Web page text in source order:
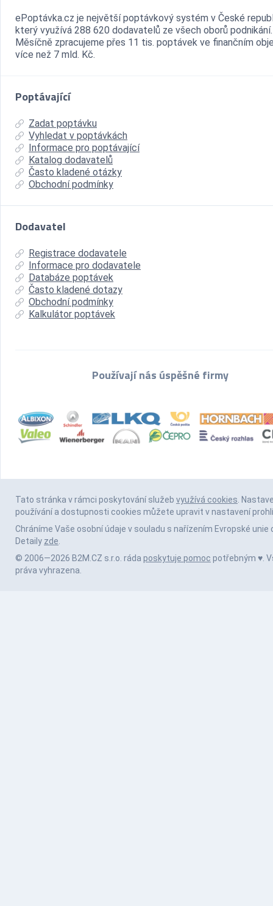
ePoptávka.cz je největší poptávkový systém v České
který využívá 288 620 dodavatelů ze všech oborů podnikání.
Měsíčně zpracujeme přes 11 tis. poptávek ve finančním
více než 7 mld. Kč.
Poptávající
Zadat poptávku
Vyhledat v poptávkách
Informace pro poptávající
Katalog dodavatelů
Často kladené otázky
Obchodní podmínky
Dodavatel
Registrace dodavatele
Informace pro dodavatele
Databáze poptávek
Často kladené dotazy
Obchodní podmínky
Kalkulátor poptávek
Používají nás úspěšné firmy
Tato stránka v rámci poskytování služeb využívá cookies.
používání a dostupnosti cookies můžete upravit v nastavení
Chráníme Vaše osobní údaje v souladu s nařízením Evropské unie
Detaily zde.
© 2006—2026 B2M.CZ s.r.o. ráda poskytuje pomoc potřebným ♥️.
práva vyhrazena.